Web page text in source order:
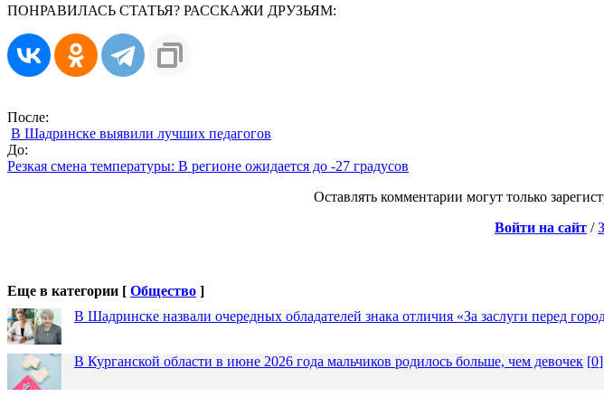
ПОНРАВИЛАСЬ СТАТЬЯ? РАССКАЖИ ДРУЗЬЯМ:
После:
В Шадринске выявили лучших педагогов
До:
Резкая смена температуры: В регионе ожидается до -27 градусов
Оставлять комментарии могут только
Войти на сайт /
Еще в категории [ Общество ]
В Шадринске назвали очередных обладателей знака отличия «За заслуги перед
В Курганской области в июне 2026 года мальчиков родилось больше, чем девочек [0]